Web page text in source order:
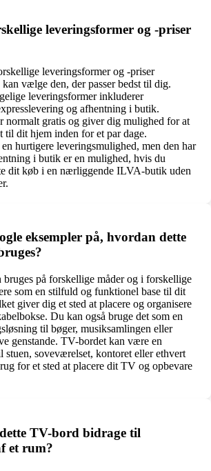
leveringsformer og -priser
leveringsformer og -priser
vælge den, der passer bedst til dig.
leveringsformer inkluderer
og afhentning i butik.
normalt gratis og giver dig mulighed for at
til dit hjem inden for et par dage.
hurtigere leveringsmulighed, men den har
i butik er en mulighed, hvis du
dit køb i en nærliggende ILVA-butik uden
eksempler på, hvordan dette
på forskellige måder og i forskellige
som en stilfuld og funktionel base til dit
giver dig et sted at placere og organisere
Du kan også bruge det som en
til bøger, musiksamlingen eller
genstande. TV-bordet kan være en
stuen, soveværelset, kontoret eller ethvert
for et sted at placere dit TV og opbevare
TV-bord bidrage til
et rum?